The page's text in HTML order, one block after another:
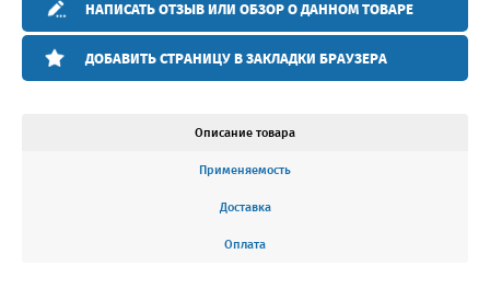
НАПИСАТЬ ОТЗЫВ ИЛИ ОБЗОР О ДАННОМ ТОВАРЕ
ДОБАВИТЬ СТРАНИЦУ В ЗАКЛАДКИ БРАУЗЕРА
Описание товара
Применяемость
Доставка
Оплата